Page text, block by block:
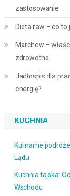
zastosowanie
Dieta raw – co
Marchew –
zdrowotne
Jadłospis dla
energię?
KUCHNIA
Kulinarne
Lądu
Kuchnia tajska:
Wschodu